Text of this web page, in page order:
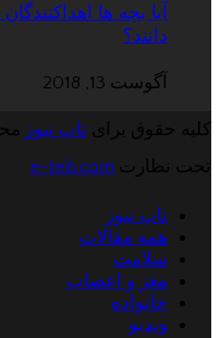
آیا بچه ها
دانند؟
آگوست 13, 2018
کلیه حقوق برای تاپ نیوز
تحت نظارت e-teb.com
تاپ نیوز
همه مقالات
سلامت
مغز و اعصاب
خانواده
ویدیو